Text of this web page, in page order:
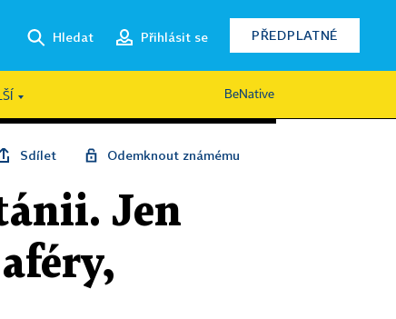
Hledat Přihlásit se PŘEDPLATNÉ
BeNative
Sdílet Odemknout známému
Jen